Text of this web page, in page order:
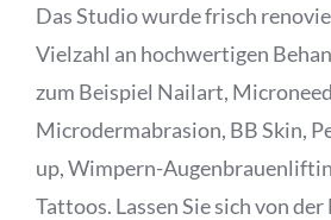
Das Studio wurde frisch
Vielzahl an hochwertigen
zum Beispiel Nailart,
Microdermabrasion, BB Skin,
up, Wimpern-
Tattoos. Lassen Sie sich von